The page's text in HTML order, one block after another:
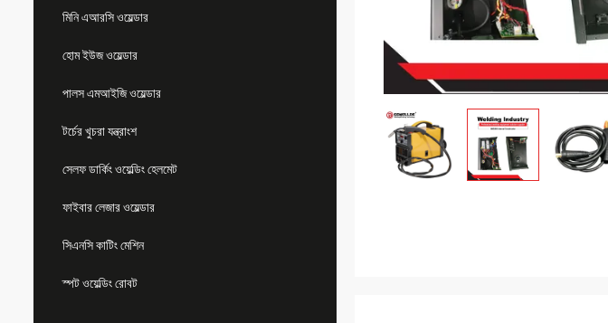
মিনি এআরসি ওয়েল্ডার
হোম ইউজ ওয়েল্ডার
পালস এমআইজি ওয়েল্ডার
টর্চের খুচরা যন্ত্রাংশ
সেলফ ডার্কিং ওয়েল্ডিং হেলমেট
ফাইবার লেজার ওয়েল্ডার
সিএনসি কাটিং মেশিন
স্পট ওয়েল্ডিং রোবট